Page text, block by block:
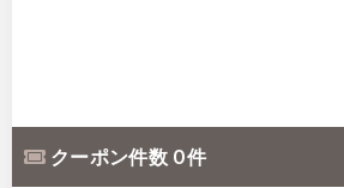
クーポン件数 0 件